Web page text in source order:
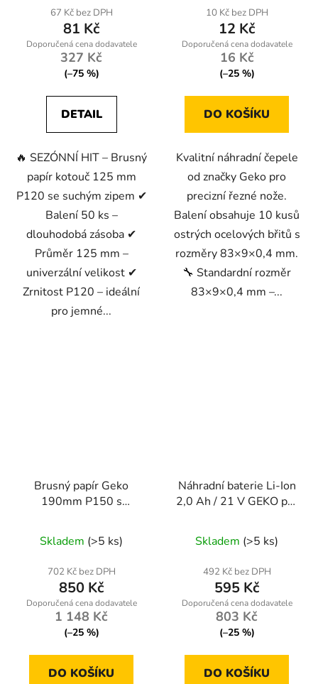
67 Kč bez DPH
81 Kč
327 Kč
(–75 %)
DETAIL
🔥 SEZÓNNÍ HIT – Brusný
papír kotouč 125 mm
P120 se suchým zipem ✔
Balení 50 ks –
dlouhodobá zásoba ✔
Průměr 125 mm –
univerzální velikost ✔
Zrnitost P120 – ideální
pro jemné...
10 Kč bez DPH
12 Kč
16 Kč
(–25 %)
DO KOŠÍKU
Kvalitní náhradní čepele
od značky Geko pro
precizní řezné nože.
Balení obsahuje 10 kusů
ostrých ocelových břitů s
rozměry 83×9×0,4 mm.
🔧 Standardní rozměr
83×9×0,4 mm –...
Brusný papír Geko
190mm P150 s
sádrokartonu - balení
100ks
Skladem (>5 ks)
702 Kč bez DPH
850 Kč
1 148 Kč
(–25 %)
DO KOŠÍKU
Náhradní baterie Li-Ion
2,0 Ah / 21 V GEKO pro
série G8066x
Skladem (>5 ks)
492 Kč bez DPH
595 Kč
803 Kč
(–25 %)
DO KOŠÍKU